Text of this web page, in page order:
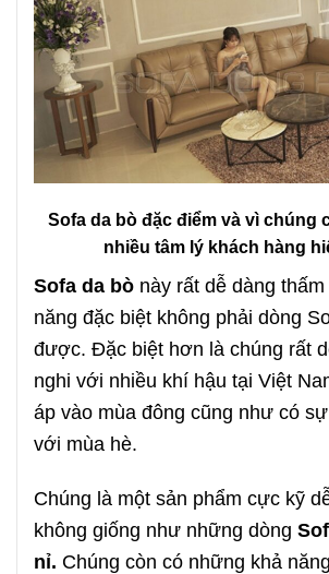
Sofa da bò đặc điểm và vì chúng
nhiều tâm lý khách hàng
Sofa da bò này rất dễ dàng
năng đặc biệt không phải dòng
được. Đặc biệt hơn là chúng rất
nghi với nhiều khí hậu tại Việt
áp vào mùa đông cũng như có
với mùa hè.
Chúng là một sản phẩm cực kỹ
không giống như những dòng
nỉ. Chúng còn có những khả